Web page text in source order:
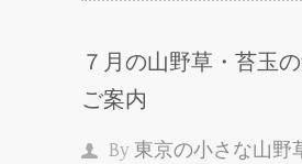
７月の山野草・苔玉
ご案内
By 東京の小さな山野